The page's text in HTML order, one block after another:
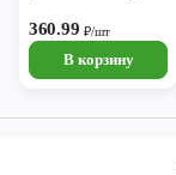
360.99 ₽/шт
В корзину